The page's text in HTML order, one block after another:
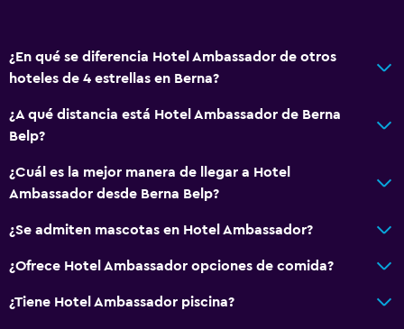
Cafetera
General
Vista a punto de interés
Espacio de almacenamiento
Vista a una calle tranquila
Zona de estar
¿En qué se diferencia Hotel Ambassador de otros
hoteles de 4 estrellas en Berna?
¿A qué distancia está Hotel Ambassador de Berna
Belp?
¿Cuál es la mejor manera de llegar a Hotel
Ambassador desde Berna Belp?
¿Se admiten mascotas en Hotel Ambassador?
¿Ofrece Hotel Ambassador opciones de comida?
¿Tiene Hotel Ambassador piscina?